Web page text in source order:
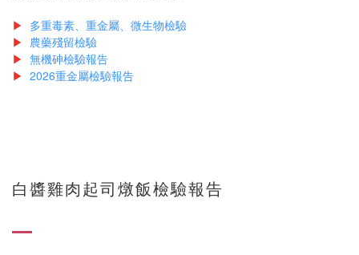
▶ 多重毒素、重金屬、微生物檢驗
▶ 農藥殘留檢驗
▶ 無機砷檢驗報告
▶ 2026重金屬檢驗報告
白醬雞肉起司燉飯檢驗報告